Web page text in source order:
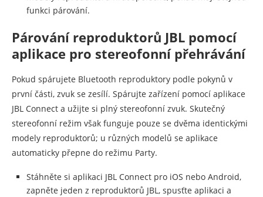
funkci párování.
Párování reproduktorů JBL pomocí
aplikace pro stereofonní přehrávání
Pokud spárujete Bluetooth reproduktory podle pokynů v
první části, zvuk se zesílí. Spárujte zařízení pomocí aplikace
JBL Connect a užijte si plný stereofonní zvuk. Skutečný
stereofonní režim však funguje pouze se dvěma identickými
modely reproduktorů; u různých modelů se aplikace
automaticky přepne do režimu Party.
Stáhněte si aplikaci JBL Connect pro iOS nebo Android,
zapněte jeden z reproduktorů JBL, spusťte aplikaci a